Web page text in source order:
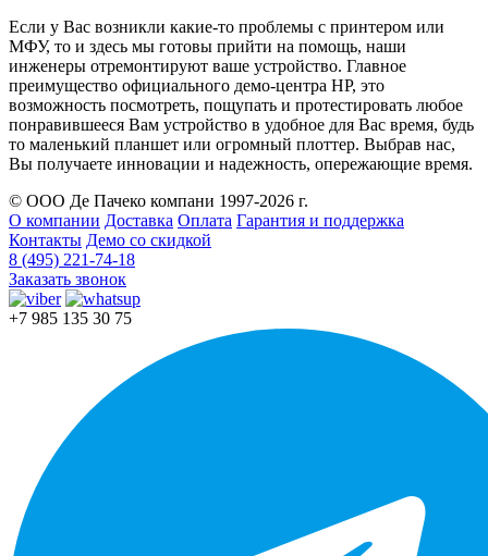
Если у Вас возникли какие-то проблемы с принтером или
МФУ, то и здесь мы готовы прийти на помощь, наши
инженеры отремонтируют ваше устройство. Главное
преимущество официального демо-центра HP, это
возможность посмотреть, пощупать и протестировать любое
понравившееся Вам устройство в удобное для Вас время, будь
то маленький планшет или огромный плоттер. Выбрав нас,
Вы получаете инновации и надежность, опережающие время.
© ООО Де Пачеко компани 1997-2026 г.
О компании Доставка Оплата Гарантия и поддержка
Контакты Демо со скидкой
8 (495) 221-74-18
Заказать звонок
+7 985 135 30 75